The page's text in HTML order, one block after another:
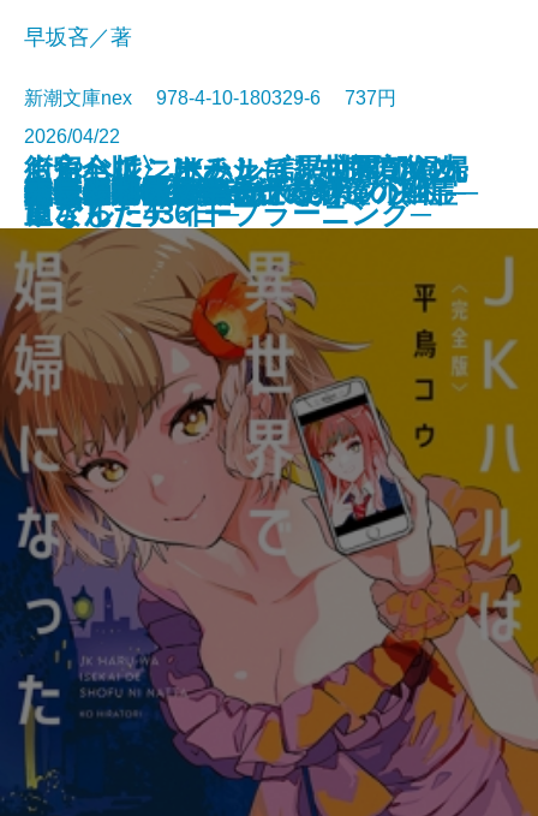
食べると死ぬ花
猫と罰
くらべて、けみして 校閲部の九
重さん
水よ踊れ
役者廃業・三婆
裂けた明日
おやじはニーチェ─認知症の父と
過ごした436日─
量子力学で生命の謎を解く
記憶の帝国
街角ハルシネーション─探偵AIの
リアル・ディープラーニング─
早坂吝／著
新潮文庫nex 978-4-10-180329-6 737円
2026/04/22
文庫電子書籍あり
〈完全版〉JKハルは異世界で娼婦
になった
今夜もベルが鳴る
歌舞伎町アンダーグラウンド
ツユクサナツコの一生
あしたの名医4─それぞれの決断─
鬼にきんつば─七つの刻鐘の幽霊─
東京都同情塔
養老先生、病院へ行く
不良老人の文学論
秀長と利休